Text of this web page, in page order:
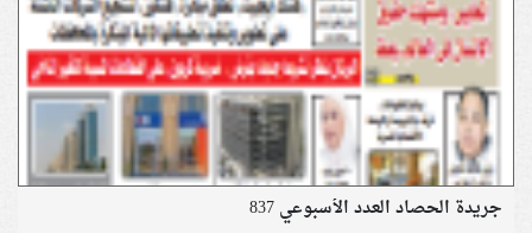
جريدة الحصاد العدد الأسبوعي 837